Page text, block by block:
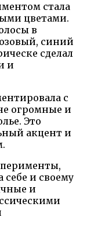
стала
цветами.
в
синий
сделал
и
с
огромные и
Это
акцент и
себе и своему
и